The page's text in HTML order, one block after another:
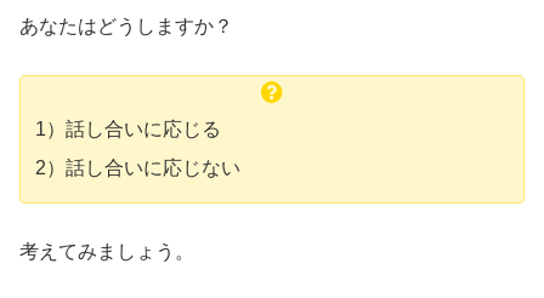
あなたはどうしますか？
1）話し合いに応じる
2）話し合いに応じない
考えてみましょう。